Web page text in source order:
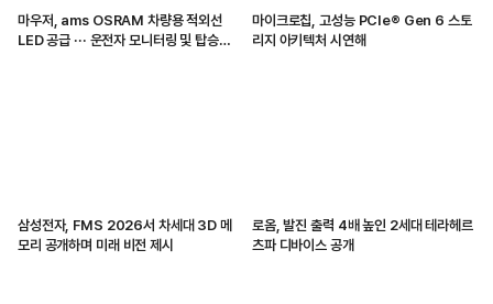
마우저, ams OSRAM 차량용 적외선
LED 공급 ··· 운전자 모니터링 및 탑승자
마이크로칩, 고성능 PCIe® Gen 6 스토
리지 아키텍처 시연해
삼성전자, FMS 2026서 차세대 3D 메
모리 공개하며 미래 비전 제시
로옴, 발진 출력 4배 높인 2세대 테라헤르
츠파 디바이스 공개